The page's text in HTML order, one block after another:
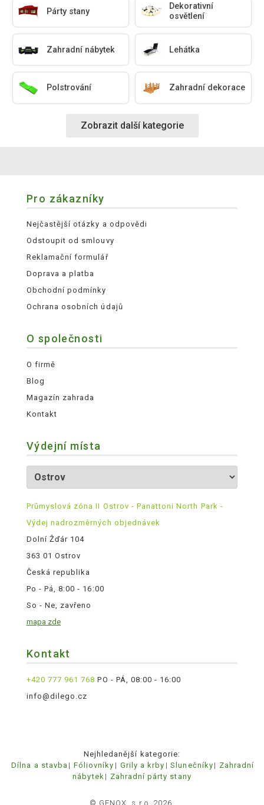
Párty stany
Dekorativní
osvětlení
Zahradní nábytek Lehátka
Polstrování Zahradní dekorace
Zobrazit další kategorie
Pro zákazníky
Nejčastější otázky a odpovědi
Odstoupit od smlouvy
Reklamační formulář
Doprava a platba
Obchodní podmínky
Ochrana osobních údajů
O společnosti
O firmě
Blog
Magazín zahrada
Kontakt
Výdejní místa
Průmyslová zóna II Ostrov - Panattoni North Park -
Výdej nadrozměrných objednávek
Dolní Žďár 104
363 01 Ostrov
Česká republika
Po - Pá, 8:00 - 16:00
So - Ne, zavřeno
mapa zde
Kontakt
+420 777 961 768 PO - PÁ, 08:00 - 16:00
info@dilego.cz
Nejhledanější kategorie:
Dílna a stavba
Fóliovníky Grily a krby Slunečníky
Zahradní
nábytek
Zahradní párty stany
© GENOX, s.r.o. 2026.